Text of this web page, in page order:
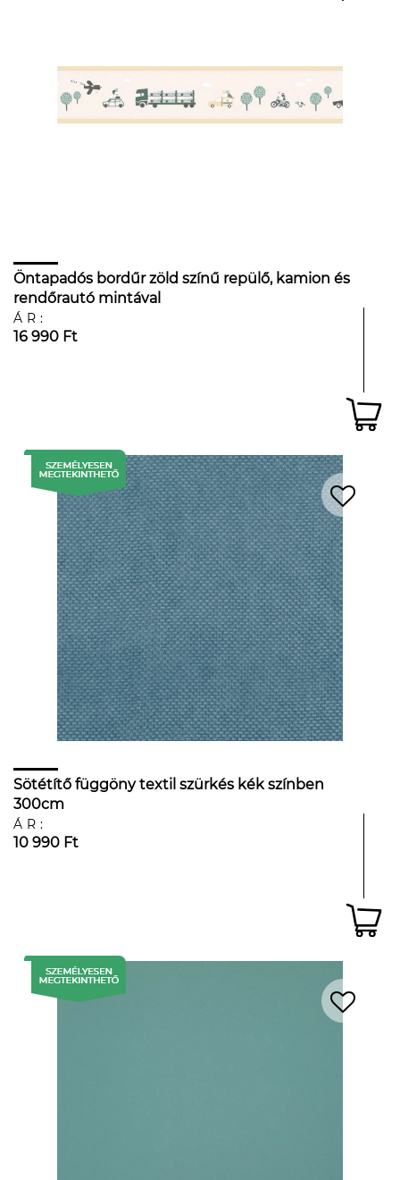
Öntapadós bordűr zöld színű repülő, kamion és
rendőrautó mintával
ÁR:
16 990 Ft
Sötétítő függöny textil szürkés kék színben
300cm
ÁR:
10 990 Ft